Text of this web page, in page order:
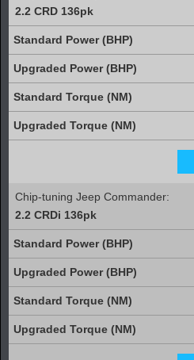
2.2 CRD 136pk
Chip-tuning Jeep Commander:
2.2 CRDi 136pk